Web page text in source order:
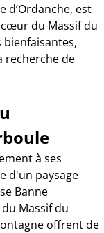
d’Ordanche, est
du Massif du
bienfaisantes,
recherche de
à ses
d'un paysage
Banne
Massif du
offrent de